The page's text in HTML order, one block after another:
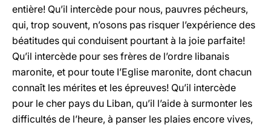
entière! Qu’il intercède pour nous, pauvres pécheurs,
qui, trop souvent, n’osons pas risquer l’expérience des
béatitudes qui conduisent pourtant à la joie parfaite!
Qu’il intercède pour ses frères de l’ordre libanais
maronite, et pour toute I’Eglise maronite, dont chacun
connaît les mérites et les épreuves! Qu’il intercède
pour le cher pays du Liban, qu’il l’aide à surmonter les
difficultés de l’heure, à panser les plaies encore vives,